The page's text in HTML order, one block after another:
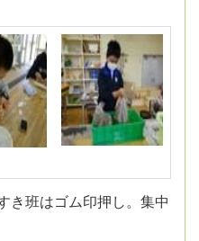
班はゴム印押し。 集中